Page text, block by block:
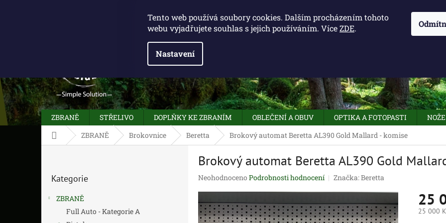
Tento web používá soubory cookies. Dalším procházením tohoto
webu vyjadřujete souhlas s jejich používáním. VíceZDE.
Nastavení
ZBRANĚ STŘELIVO DOPLŇKY KE ZBRANÍM OBLEČENÍ A OBUV OPTIKA A FOTOPASTI NOŽE
Domů ZBRANĚ Brokovnice Beretta Brokový automat Beretta AL390 Gold Mallard - komise
kategorie
Kategorie
ZBRANĚ
Full Auto - Kategorie A
Brokový automat Beretta AL390 Gold
Průměrné
je
0,0
Neohodnoceno Podrobnosti hodnocení Značka:Beretta
25
25 000